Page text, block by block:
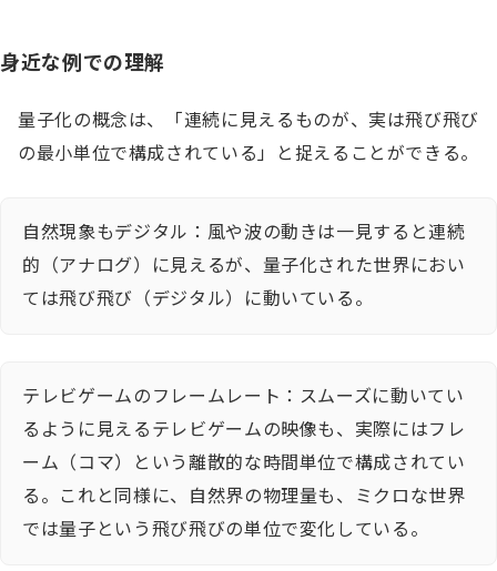
身近な例での理解
量子化の概念は、「連続に見えるものが、実は飛び飛び
の最小単位で構成されている」と捉えることができる。
自然現象もデジタル：風や波の動きは一見すると連続
的（アナログ）に見えるが、量子化された世界におい
ては飛び飛び（デジタル）に動いている。
テレビゲームのフレームレート：スムーズに動いてい
るように見えるテレビゲームの映像も、実際にはフレ
ーム（コマ）という離散的な時間単位で構成されてい
る。これと同様に、自然界の物理量も、ミクロな世界
では量子という飛び飛びの単位で変化している。